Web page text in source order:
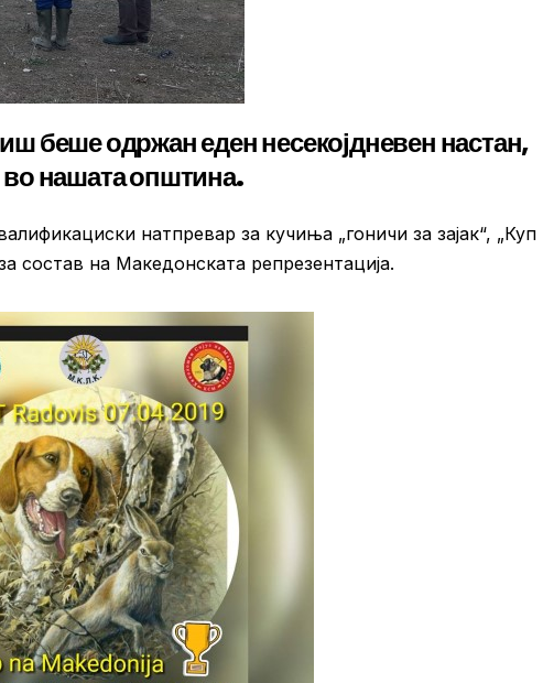
беше одржан еден несекојдневен настан,
нашата општина.
натпревар за кучиња „гоничи за зајак“, „Куп
состав на Македонската репрезентација.